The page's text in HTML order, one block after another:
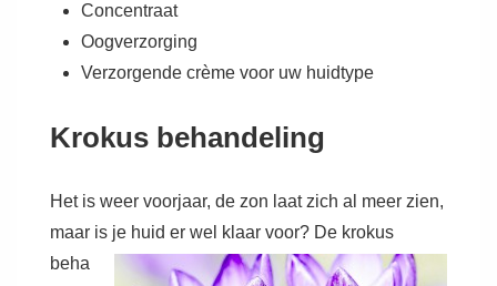
Concentraat
Oogverzorging
Verzorgende crème voor uw huidtype
Krokus behandeling
Het is weer voorjaar, de zon laat zich al meer zien,
maar is je huid er wel klaar voor? De krokus
beha